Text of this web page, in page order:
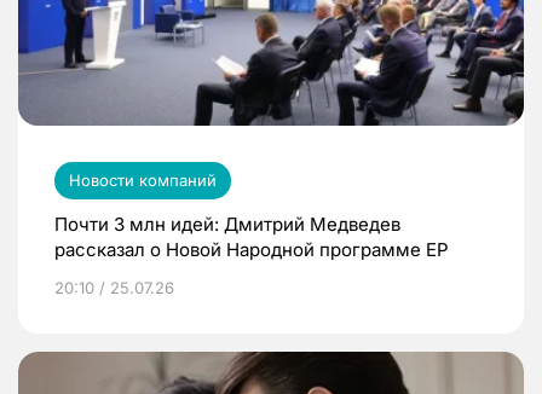
Новости компаний
Почти 3 млн идей: Дмитрий Медведев
рассказал о Новой Народной программе ЕР
20:10 / 25.07.26